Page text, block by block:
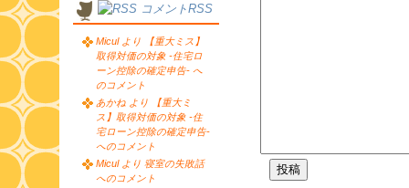
コメントRSS
Micul より 【重大ミス】
取得対価の対象 -住宅ロ
ーン控除の確定申告- へ
のコメント
あかね より 【重大ミ
ス】取得対価の対象 -住
宅ローン控除の確定申告-
へのコメント
Micul より 寝室の失敗話
へのコメント